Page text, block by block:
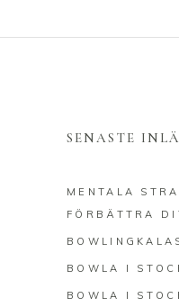
SENASTE
MENTALA
FÖRBÄTTRA
BOWLA I
BOWLA I